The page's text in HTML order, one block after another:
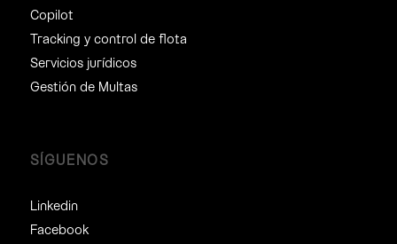
Copilot
Tracking y control de flota
Servicios jurídicos
Gestión de Multas
SÍGUENOS
Linkedin
Facebook